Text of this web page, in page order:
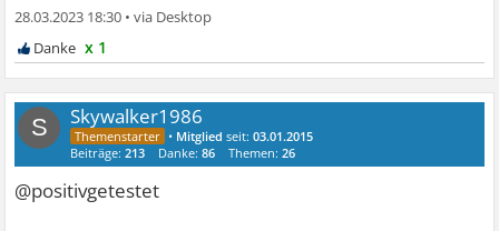
28.03.2023 18:30 •
x 1
S Skywalker1986
• Mitglied seit:03.01.2015
Beiträge:213 Danke:86 Themen:26
@positivgetestet